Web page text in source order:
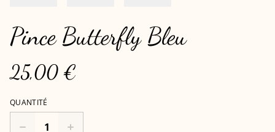
Pince Butterfly Bleu
25,00 €
QUANTITÉ